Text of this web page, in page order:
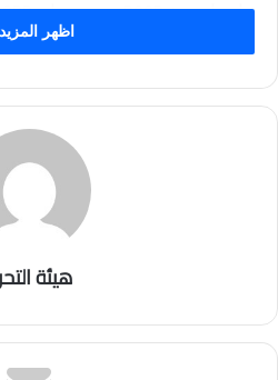
دعاوى الفساد الموجهة ضده من
التربية امرا وزاريا باعفاء مدير
محمد احمد ) وتكليف (جمعة
وبين المصدر ان قرار الاعفاء
الوزراء الاخير باعفاء عشرات
والاصالة) في المحافظات.
اظهر
هيئة